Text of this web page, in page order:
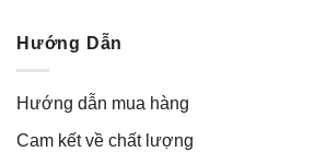
Hướng Dẫn
Hướng dẫn mua hàng
Cam kết về chất lượng